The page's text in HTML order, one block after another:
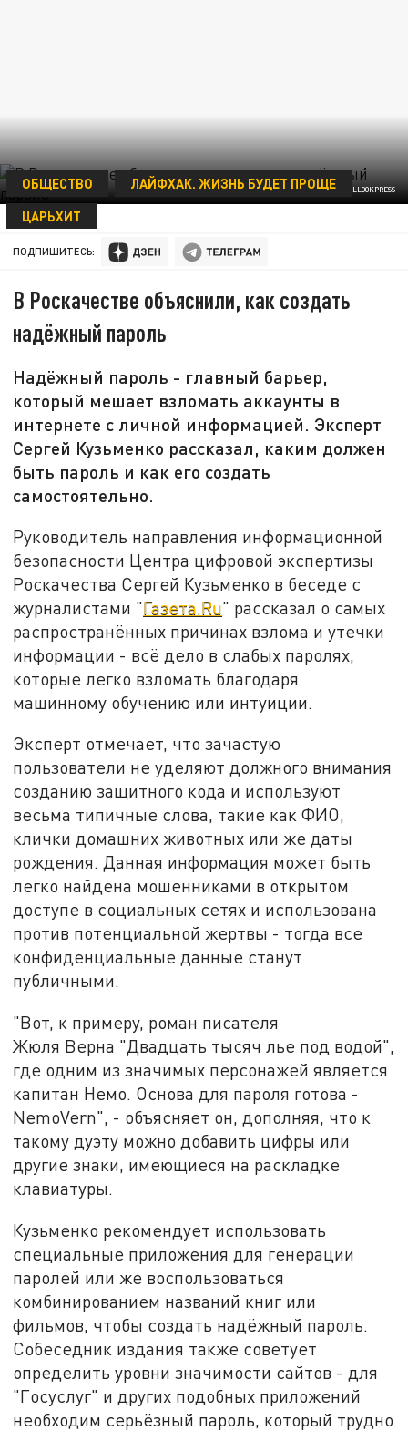
NIKOLAY GYNGAZOV/GLOBALLOOKPRESS
ОБЩЕСТВО
ЛАЙФХАК. ЖИЗНЬ БУДЕТ ПРОЩЕ
ЦАРЬХИТ
28 ИЮЛЯ 16:48
ПОДПИШИТЕСЬ:
В Роскачестве объяснили, как создать
надёжный пароль
Надёжный пароль - главный барьер,
который мешает взломать аккаунты в
интернете с личной информацией. Эксперт
Сергей Кузьменко рассказал, каким должен
быть пароль и как его создать
самостоятельно.
Руководитель направления информационной
безопасности Центра цифровой экспертизы
Роскачества Сергей Кузьменко в беседе с
журналистами "Газета.Ru" рассказал о самых
распространённых причинах взлома и утечки
информации - всё дело в слабых паролях,
которые легко взломать благодаря
машинному обучению или интуиции.
Эксперт отмечает, что зачастую
пользователи не уделяют должного внимания
созданию защитного кода и используют
весьма типичные слова, такие как ФИО,
клички домашних животных или же даты
рождения. Данная информация может быть
легко найдена мошенниками в открытом
доступе в социальных сетях и использована
против потенциальной жертвы - тогда все
конфиденциальные данные станут
публичными.
"Вот, к примеру, роман писателя
Жюля Верна "Двадцать тысяч лье под водой",
где одним из значимых персонажей является
капитан Немо. Основа для пароля готова -
NemoVern", - объясняет он, дополняя, что к
такому дуэту можно добавить цифры или
другие знаки, имеющиеся на раскладке
клавиатуры.
Кузьменко рекомендует использовать
специальные приложения для генерации
паролей или же воспользоваться
комбинированием названий книг или
фильмов, чтобы создать надёжный пароль.
Собеседник издания также советует
определить уровни значимости сайтов - для
"Госуслуг" и других подобных приложений
необходим серьёзный пароль, который трудно